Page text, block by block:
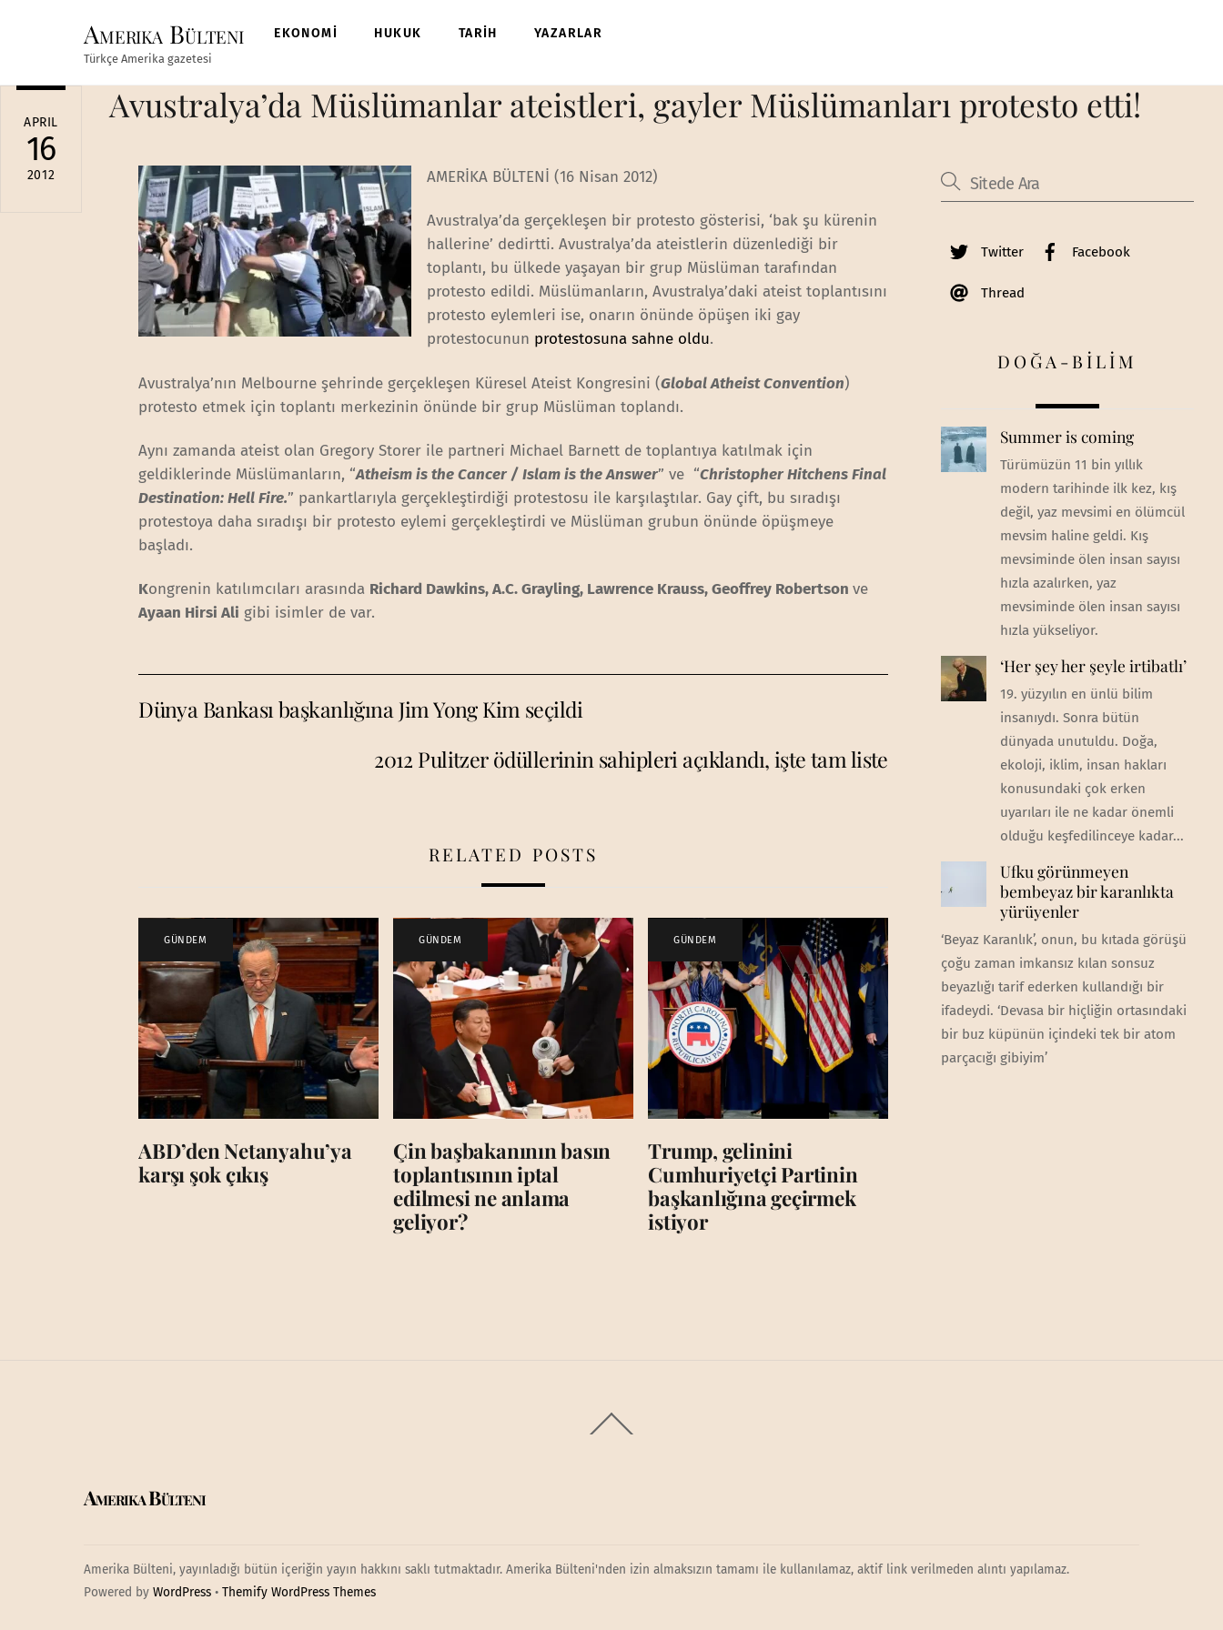
Amerika Bülteni
Türkçe Amerika gazetesi
EKONOMİ HUKUK TARİH YAZARLAR
APRIL
16
2012
Avustralya’da Müslümanlar ateistleri, gayler Müslümanları protesto etti!
AMERİKA BÜLTENİ (16 Nisan 2012)
Avustralya’da gerçekleşen bir protesto gösterisi, ‘bak şu kürenin
hallerine’ dedirtti. Avustralya’da ateistlerin düzenlediği bir
toplantı, bu ülkede yaşayan bir grup Müslüman tarafından
protesto edildi. Müslümanların, Avustralya’daki ateist toplantısını
protesto eylemleri ise, onarın önünde öpüşen iki gay
protestocunun protestosuna sahne oldu.
Avustralya’nın Melbourne şehrinde gerçekleşen Küresel Ateist Kongresini (Global Atheist Convention)
protesto etmek için toplantı merkezinin önünde bir grup Müslüman toplandı.
Aynı zamanda ateist olan Gregory Storer ile partneri Michael Barnett de toplantıya katılmak için
geldiklerinde Müslümanların, “Atheism is the Cancer / Islam is the Answer” ve “Christopher Hitchens Final
Destination: Hell Fire.” pankartlarıyla gerçekleştirdiği protestosu ile karşılaştılar. Gay çift, bu sıradışı
protestoya daha sıradışı bir protesto eylemi gerçekleştirdi ve Müslüman grubun önünde öpüşmeye
başladı.
Kongrenin katılımcıları arasında Richard Dawkins, A.C. Grayling, Lawrence Krauss, Geoffrey Robertsonve
Ayaan Hirsi Ali gibi isimler de var.
Dünya Bankası başkanlığına Jim Yong Kim seçildi
2012 Pulitzer ödüllerinin sahipleri açıklandı, işte tam liste
RELATED POSTS
GÜNDEM
ABD’den Netanyahu’ya
karşı şok çıkış
GÜNDEM
Çin başbakanının basın
toplantısının iptal
edilmesi ne anlama
geliyor?
GÜNDEM
Trump, gelinini
Cumhuriyetçi Partinin
başkanlığına geçirmek
istiyor
Twitter Facebook
Thread
DOĞA-BİLİM
Summer is coming
Türümüzün 11 bin yıllık
modern tarihinde ilk kez, kış
değil, yaz mevsimi en ölümcül
mevsim haline geldi. Kış
mevsiminde ölen insan sayısı
hızla azalırken, yaz
mevsiminde ölen insan sayısı
hızla yükseliyor.
‘Her şey her şeyle irtibatlı’
19. yüzyılın en ünlü bilim
insanıydı. Sonra bütün
dünyada unutuldu. Doğa,
ekoloji, iklim, insan hakları
konusundaki çok erken
uyarıları ile ne kadar önemli
olduğu keşfedilinceye kadar...
Ufku görünmeyen
bembeyaz bir karanlıkta
yürüyenler
‘Beyaz Karanlık’, onun, bu kıtada görüşü
çoğu zaman imkansız kılan sonsuz
beyazlığı tarif ederken kullandığı bir
ifadeydi. ‘Devasa bir hiçliğin ortasındaki
bir buz küpünün içindeki tek bir atom
parçacığı gibiyim’
To
Amerika Bülteni
Amerika Bülteni, yayınladığı bütün içeriğin yayın hakkını saklı tutmaktadır. Amerika Bülteni'nden izin almaksızın tamamı ile kullanılamaz, aktif link verilmeden alıntı yapılamaz.
Powered by WordPress • Themify WordPress Themes